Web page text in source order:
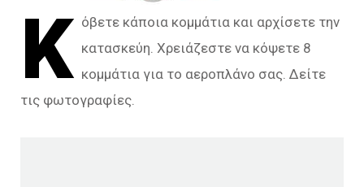
Κ όβετε κάποια κομμάτια και αρχίσετε την
κατασκεύη. Χρειάζεστε να κόψετε 8
κομμάτια για το αεροπλάνο σας. Δείτε
τις φωτογραφίες.